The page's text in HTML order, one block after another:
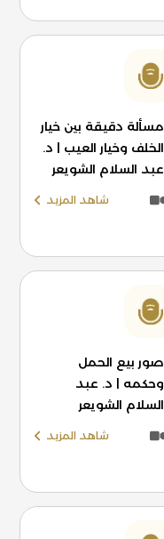
مسألة دقيقة بين خيار
الخلف وخيار العيب | د.
عبد السلام الشويعر
شاهد المزيد
صور بيع الحمل
وحكمه | د. عبد
السلام الشويعر
شاهد المزيد